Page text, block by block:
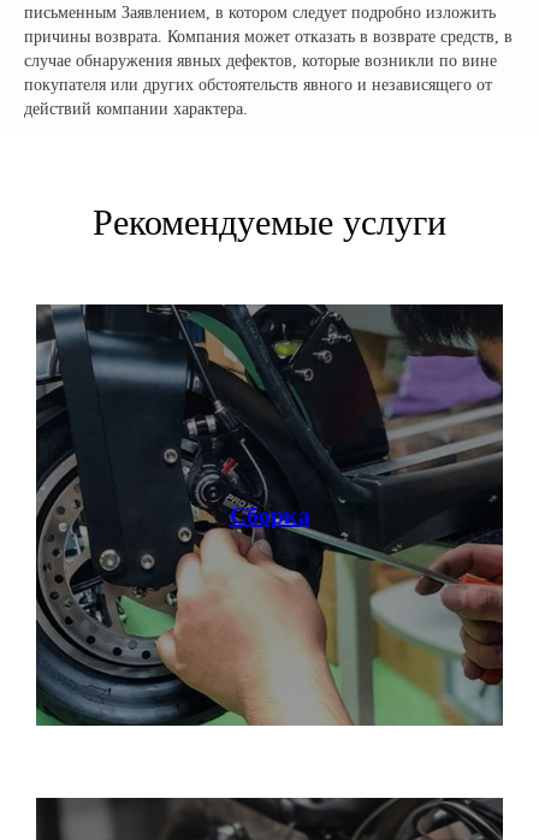
письменным Заявлением, в котором следует подробно изложить
причины возврата. Компания может отказать в возврате средств, в
случае обнаружения явных дефектов, которые возникли по вине
покупателя или других обстоятельств явного и независящего от
действий компании характера.
Рекомендуемые услуги
Сборка
Контакты
Блог
Электромотоциклы
Электросамокаты
Грузовые электротрициклы
Электромотоциклы
Аксессуары и
прочие товары
+ 7 (495) 320-95-25
по всей России
info@citycoco-russia.com
Записаться на тест-драйв
Получить консультацию
Официальный поставщик всех
брендов электротранспорта
КОМПАНИЯ: РАЗДЕЛЫ КАТАЛОГА: